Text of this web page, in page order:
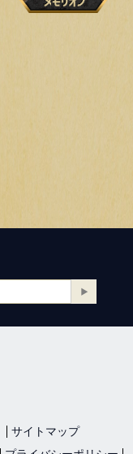
サイトマップ